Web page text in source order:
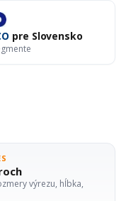
pre Slovensko
výrezu, hĺbka,